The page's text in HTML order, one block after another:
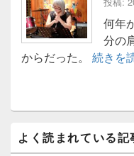
何年
分の
からだった。 続きを
よく読まれている記